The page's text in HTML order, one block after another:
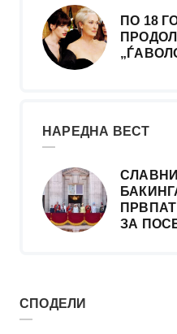
ПО 18
НАРЕДНА ВЕСТ
ЗА
СПОДЕЛИ